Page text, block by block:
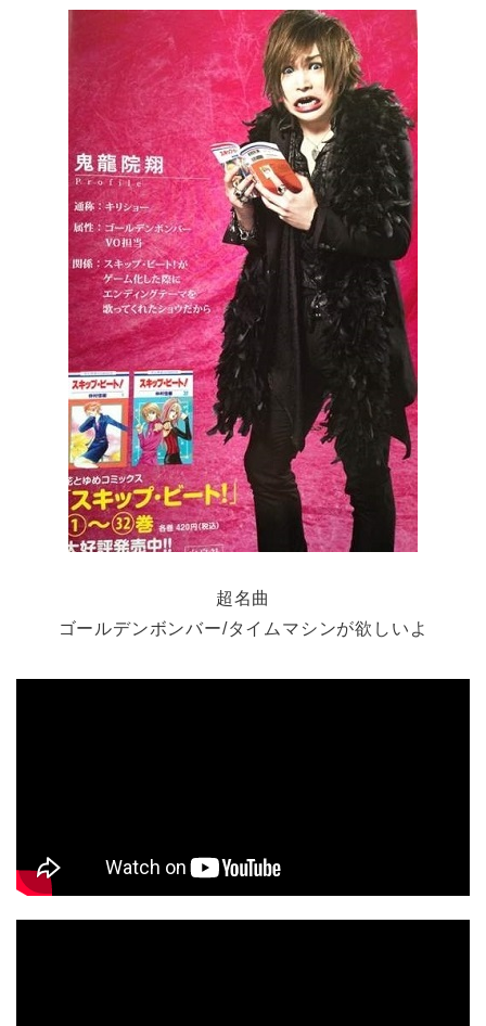
超名曲
ゴールデンボンバー/タイムマシンが欲しいよ